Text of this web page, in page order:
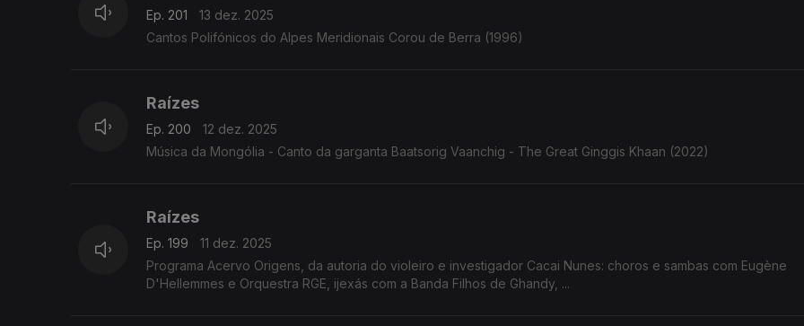
Ep. 201
13 dez. 2025
Cantos Polifónicos do Alpes Meridionais Corou de Berra (1996)
Raízes
Ep. 200
12 dez. 2025
Música da Mongólia - Canto da garganta Baatsorig Vaanchig - The Great Ginggis Khaan (2022)
Raízes
Ep. 199
11 dez. 2025
Programa Acervo Origens, da autoria do violeiro e investigador Cacai Nunes: choros e sambas com Eugène
D'Hellemmes e Orquestra RGE, ijexás com a Banda Filhos de Ghandy, ...